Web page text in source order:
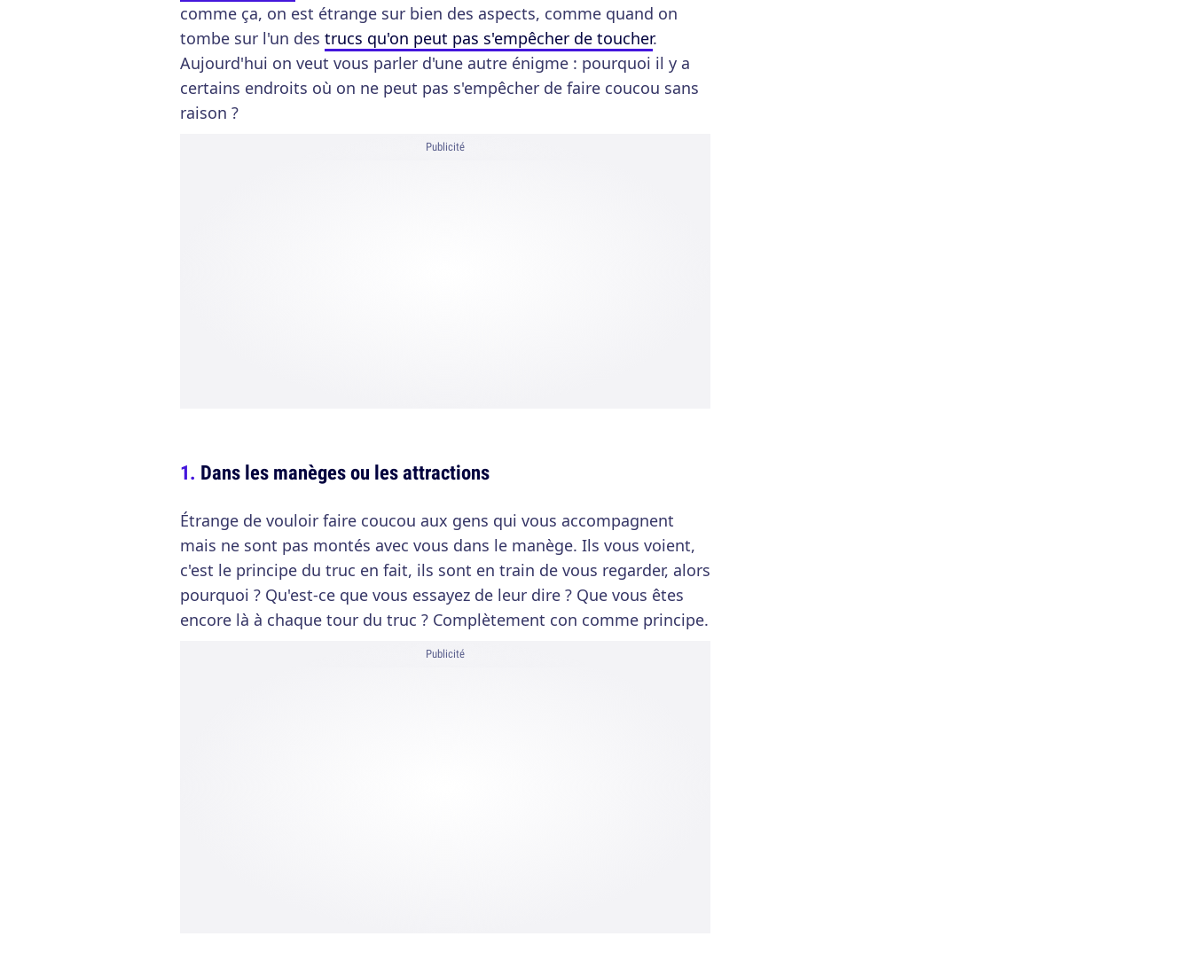
comme ça, on est étrange sur bien des aspects, comme quand on
tombe sur l'un des trucs qu'on peut pas s'empêcher de toucher.
Aujourd'hui on veut vous parler d'une autre énigme : pourquoi il y a
certains endroits où on ne peut pas s'empêcher de faire coucou sans
raison ?
Publicité
Dans les manèges ou les attractions
Étrange de vouloir faire coucou aux gens qui vous accompagnent
mais ne sont pas montés avec vous dans le manège. Ils vous voient,
c'est le principe du truc en fait, ils sont en train de vous regarder, alors
pourquoi ? Qu'est-ce que vous essayez de leur dire ? Que vous êtes
encore là à chaque tour du truc ? Complètement con comme principe.
Publicité